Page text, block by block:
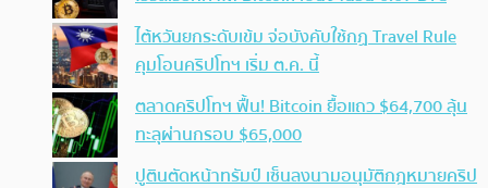
ไต้หวันยกระดับเข้ม จ่อบังคับใช้กฏ Travel Rule
คุมโอนคริปโทฯ เริ่ม ต.ค. นี้
ตลาดคริปโทฯ ฟื้น! Bitcoin ยื้อแถว $64,700 ลุ้น
ทะลุผ่านกรอบ $65,000
ปูตินตัดหน้าทรัมป์ เซ็นลงนามอนุมัติกฎหมายคริป